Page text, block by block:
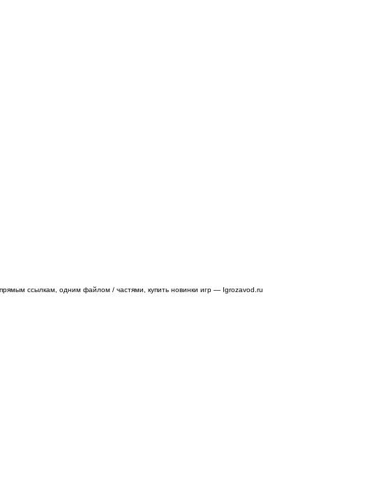
ссылкам, одним файлом / частями, купить новинки игр — Igrozavod.ru